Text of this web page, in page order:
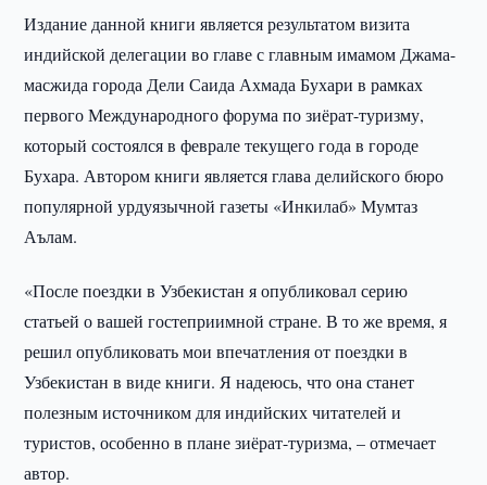
Издание данной книги является результатом визита
индийской делегации во главе с главным имамом Джама-
масжида города Дели Саида Ахмада Бухари в рамках
первого Международного форума по зиёрат-туризму,
который состоялся в феврале текущего года в городе
Бухара. Автором книги является глава делийского бюро
популярной урдуязычной газеты «Инкилаб» Мумтаз
Аълам.
«После поездки в Узбекистан я опубликовал серию
статьей о вашей гостеприимной стране. В то же время, я
решил опубликовать мои впечатления от поездки в
Узбекистан в виде книги. Я надеюсь, что она станет
полезным источником для индийских читателей и
туристов, особенно в плане зиёрат-туризма, – отмечает
автор.